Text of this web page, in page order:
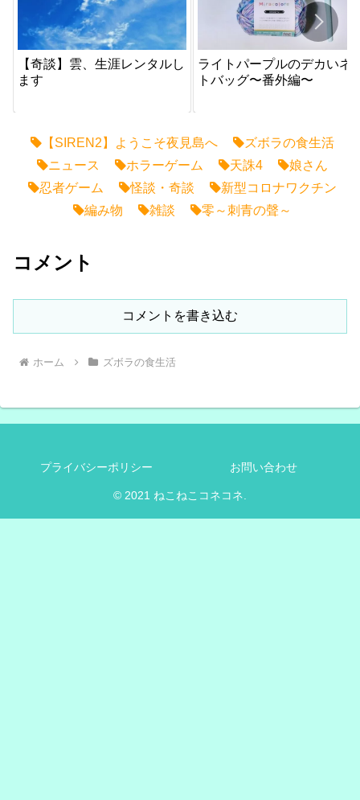
【奇談】雲、生涯レンタルし
ます
ライトパープルのデカいネ
トバッグ〜番外編〜
【SIREN2】ようこそ夜見島へ
ズボラの食生活
ニュース
ホラーゲーム 天誅4
娘さん
忍者ゲーム
怪談・奇談
新型コロナワクチン
編み物
雑談 零～刺青の聲～
コメント
コメントを書き込む
ホーム ズボラの食生活
プライバシーポリシー お問い合わせ
© 2021 ねこねこコネコネ.